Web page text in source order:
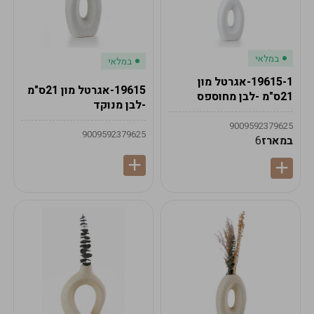
במלאי
19615-1-אגרטל מון
21ס"מ -לבן מחוספס
9009592379625
במארז6
במלאי
19615-אגרטל מון 21ס"מ
-לבן מנוקד
9009592379625